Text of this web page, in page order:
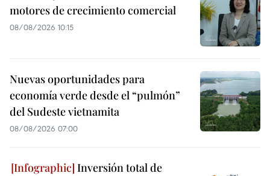
motores de crecimiento comercial
08/08/2026 10:15
Nuevas oportunidades para
economía verde desde el “pulmón”
del Sudeste vietnamita
08/08/2026 07:00
Inversión total de